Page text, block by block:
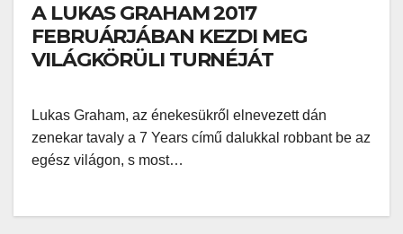
A LUKAS GRAHAM 2017
FEBRUÁRJÁBAN KEZDI MEG
VILÁGKÖRÜLI TURNÉJÁT
Lukas Graham, az énekesükről elnevezett dán
zenekar tavaly a 7 Years című dalukkal robbant be az
egész világon, s most…